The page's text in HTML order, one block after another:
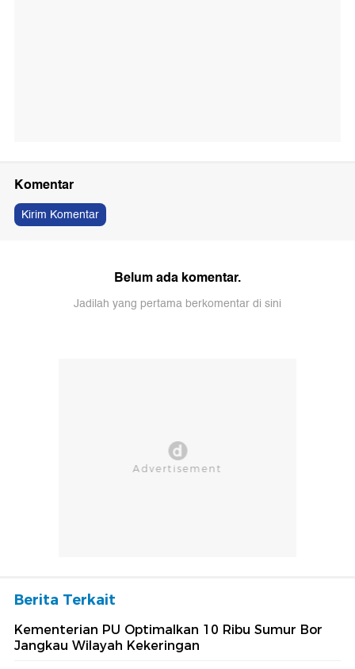
Komentar
Kirim Komentar
Belum ada komentar.
Jadilah yang pertama berkomentar di sini
Berita Terkait
Kementerian PU Optimalkan 10 Ribu Sumur Bor
Jangkau Wilayah Kekeringan